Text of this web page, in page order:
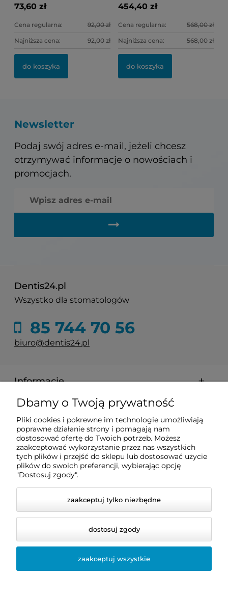
73,60 zł
Cena regularna: 92,00 zł
Najniższa cena: 92,00 zł
do koszyka
454,40 zł
Cena regularna: 568,00 zł
Najniższa cena: 568,00 zł
do koszyka
Newsletter
Podaj swój adres e-mail, jeżeli chcesz
otrzymywać informacje o nowościach i
promocjach.
Dentis24.pl
Wszystko dla stomatologów
85 744 70 56
biuro@dentis24.pl
Informacje
Zakupy
Pomoc
Moje konto
© 2026 dentis24.pl. Wszelkie prawa zastrzeżone.
Dbamy o Twoją prywatność
Pliki cookies i pokrewne im technologie umożliwiają
poprawne działanie strony i pomagają nam
dostosować ofertę do Twoich potrzeb. Możesz
zaakceptować wykorzystanie przez nas wszystkich
tych plików i przejść do sklepu lub dostosować użycie
plików do swoich preferencji, wybierając opcję
"Dostosuj zgody".
zaakceptuj tylko niezbędne
dostosuj zgody
zaakceptuj wszystkie